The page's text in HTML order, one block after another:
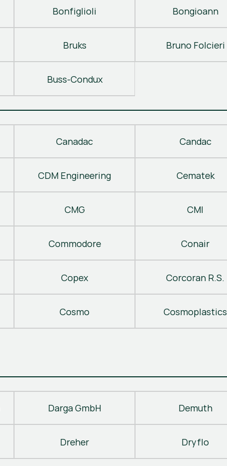
Bonfiglioli Bongioann
Bruks Bruno Folcieri
Buss-Condux
Canadac Candac
CDM Engineering Cematek
CMG CMI
Commodore Conair
Copex Corcoran R.S.
Cosmo Cosmoplastics
Darga GmbH Demuth
Dreher Dryflo